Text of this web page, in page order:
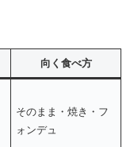
向く食べ方
そのまま・焼き・フ
ォンデュ